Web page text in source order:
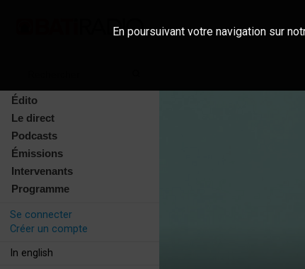
Édito
Le direct
Podcasts
Émissions
Intervenants
Programme
Se connecter
Créer un compte
In english
En poursuivant votre navigation sur